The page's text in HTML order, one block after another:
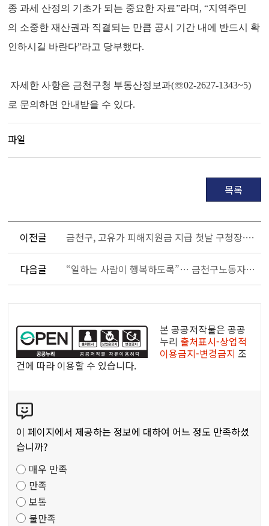
종 과세 산정의 기초가 되는 중요한 자료”라며, “지역주민
의 소중한 재산권과 직결되는 만큼 공시 기간 내에 반드시 확
인하시길 바란다”라고 당부했다.
자세한 사항은 금천구청 부동산정보과(☏02-2627-1343~5)
로 문의하면 안내받을 수 있다.
파일
목록
이전글 금천구, 고유가 피해지원금 지급 첫날 구청장·국장급 간부 현장 집중점검
다음글 “일하는 사람이 행복하도록”… 금천구노동자종합지원센터
공
리
공
저
작
물
본 공공저작물은 공공
누리 출처표시-상업적
이용금지-변경금지 조
건에 따라 이용할 수 있습니다.
텐
츠
만
도
조
사
이 페이지에서 제공하는 정보에 대하여 어느 정도 만족하셨
습니까?
매우 만족
만족
보통
불만족